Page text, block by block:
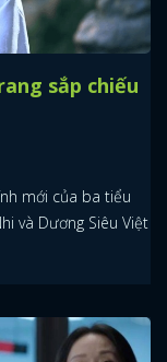
sắp chiếu
mới của ba tiểu
và Dương Siêu Việt